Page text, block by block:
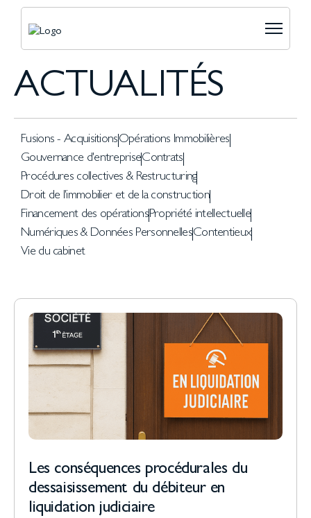
ACTUALITÉS
Fusions - AcquisitionsOpérations Immobilières
Gouvernance d'entrepriseContrats
Procédures collectives & Restructuring
Droit de l'immobilier et de la construction
Financement des opérationsPropriété intellectuelle
Numériques & Données PersonnellesContentieux
Vie du cabinet
Les conséquences procédurales du
dessaisissement du débiteur en
liquidation judiciaire